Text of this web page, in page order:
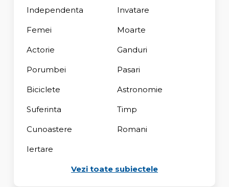
Independenta Invatare
Femei Moarte
Actorie Ganduri
Porumbei Pasari
Biciclete Astronomie
Suferinta Timp
Cunoastere Romani
Iertare
Vezi toate subiectele